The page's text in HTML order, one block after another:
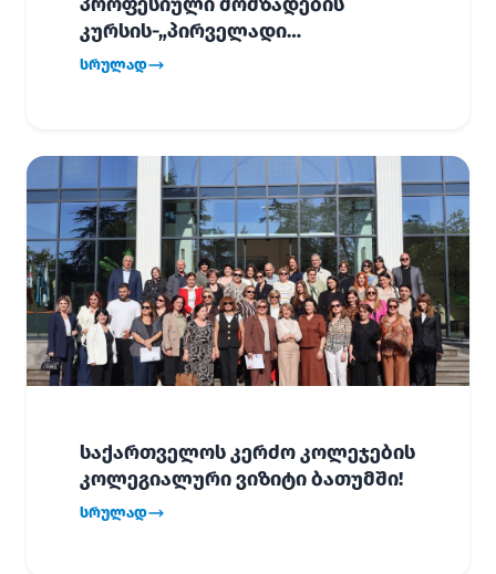
კურსის-„პირველადი
გადაუდებელი დახმარება“,
სრულად
საქართველოს კერძო კოლეჯების
კოლეგიალური ვიზიტი ბათუმში!
სრულად